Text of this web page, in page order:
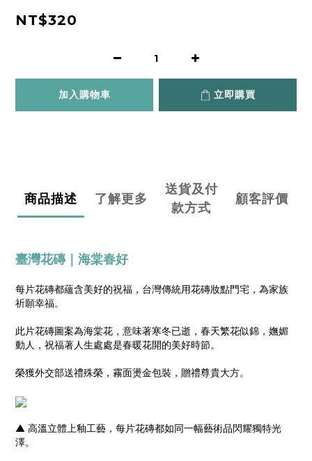
NT$320
加入購物車 立即購買
商品描述 了解更多
送貨及付
款方式
顧客評價
臺灣花磚｜ 海棠春好
每片花磚都蘊含美好的祝福，台灣傳統用花磚妝點門宅，為家族
祈願幸福。
此片花磚圖案為海棠花，意味著寒冬已逝，春天繁花似錦，嫵媚
動人，祝福著人生處處是春暖花開的美好時節。
榮獲外交部送禮殊榮，霧面燙金包裝，贈禮尊貴大方。
▲ 高溫立體上釉工藝，每片花磚都如同一幅藝術品閃耀獨特光
澤。